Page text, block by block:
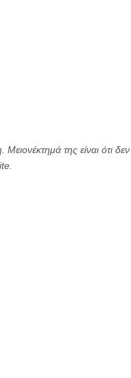
της είναι ότι δεν